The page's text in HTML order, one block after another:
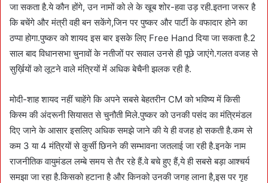
जा सकता है.ये कौन होंगे, उन नामों को ले के खूब शोर-हवा उड़ रही.इतना जरूर है
कि बचेंगे और मंत्री वही बन सकेंगे,जिन पर पुष्कर और पार्टी के वफादार होने का
ठप्पा होगा.पुष्कर को शायद इस बार इसके लिए Free Hand दिया जा सकता है.2
साल बाद विधानसभा चुनावों के नतीजों पर सवाल उनसे ही पूछे जाएंगे.गलत वजह से
सुर्ख़ियों को लूटने वाले मंत्रियों में अधिक बेचैनी झलक रही है.
मोदी-शाह शायद नहीं चाहेंगे कि अपने सबसे बेहतरीन CM को भविष्य में किसी
किस्म की अंदरूनी सियासत से चुनौती मिले.पुष्कर को उनकी पसंद का मंत्रिमंडल
दिए जाने के आसार इसलिए अधिक समझे जाने की ये ही वजह हो सकती है.कम से
कम 3 या 4 मंत्रियों से कुर्सी छिनने की सम्भावना जतलाई जा रही है.इनके नाम
राजनीतिक वायुमंडल लम्बे समय से तैर रहे हैं.वे बचे हुए हैं,ये ही सबसे बड़ा आश्चर्य
समझा जा रहा है.किसको हटाना है और किनको उनकी जगह लाना है,इस पर गृह